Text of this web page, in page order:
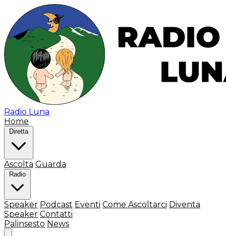
Radio Luna
Home
Diretta
Ascolta Guarda
Radio
Speaker Podcast Eventi Come Ascoltarci Diventa
Speaker Contatti
Palinsesto News